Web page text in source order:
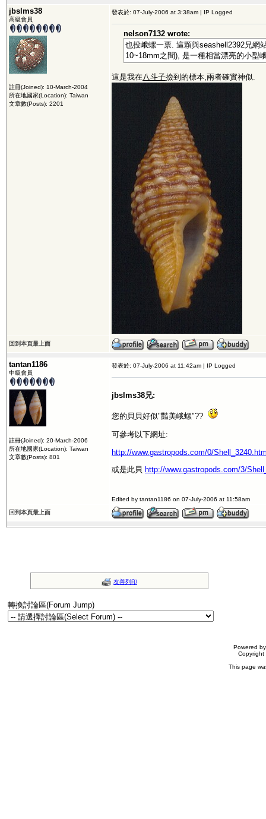
jbslms38
高級會員
註冊(Joined): 10-March-2004
所在地國家(Location): Taiwan
文章數(Posts): 2201
發表於: 07-July-2006 at 3:38am | IP Logged
nelson7132 wrote:
也投峨螺一票. 這顆與seashell2392兄網
10~18mm之間), 是一種相當漂亮的小型
這是我在八斗子撿到的標本,兩者確實神似.
回到本頁最上面
tantan1186
中級會員
註冊(Joined): 20-March-2006
所在地國家(Location): Taiwan
文章數(Posts): 801
發表於: 07-July-2006 at 11:42am | IP Logged
jbslms38兄:
您的貝貝好似"豔美峨螺"??
可參考以下網址:
http://www.gastropods.com/0/
或是此貝 http://www.gastropods.com/3/
Edited by tantan1186 on 07-July-2006 at 11:58am
回到本頁最上面
友善列印
轉換討論區(Forum Jump)
Powered
This page